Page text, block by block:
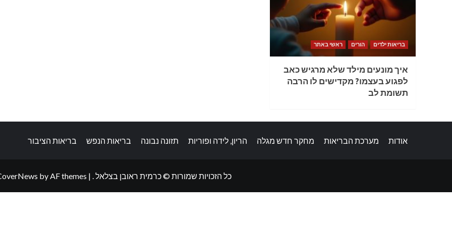
בריאות ילדים הורים ראשי באתר
איך מונעים מילד שלא מרגיש כאב
לפגוע בעצמו? מקדישים לו הרבה
תשומת לב
אודות מערכת הבריאות מחקר חדש מגלה הריון, לידה ופוריות תזונה נבונה בריאות הנפש בריאות הציבור
כל הזכויות שמורות © כרמית ראובן בצלאל . |
by AF themes.